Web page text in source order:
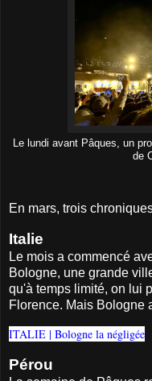
Le lundi avant Pâques, un
de
En mars, trois
Italie
Le mois a commencé
Bologne, une grande
qu'à temps limité, on lui
Florence. Mais Bologne
ITALIE | Bologne la négligée
Pérou